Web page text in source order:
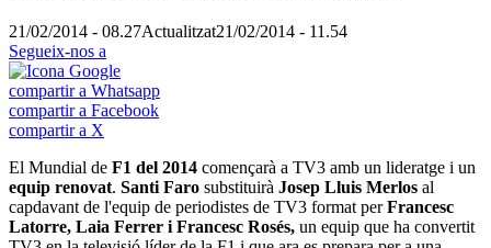
21/02/2014 - 08.27Actualitzat21/02/2014 - 11.54
Segueix-nos a
compartir a Whatsapp
compartir a Facebook
compartir a X
El Mundial de F1 del 2014 començarà a TV3 amb un lideratge i un
equip renovat. Santi Faro substituirà Josep Lluis Merlos al
capdavant de l'equip de periodistes de TV3 format perFrancesc
Latorre, Laia Ferrer i Francesc Rosés, un equip que ha convertit